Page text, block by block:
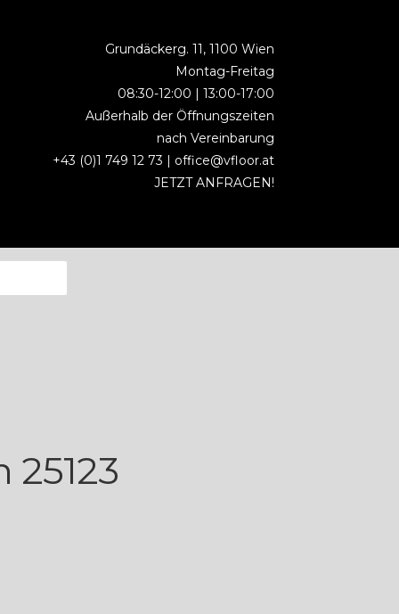
Grundäckerg. 11, 1100 Wien
Montag-Freitag
08:30-12:00 | 13:00-17:00
Außerhalb der Öffnungszeiten
nach Vereinbarung
+43 (0)1 749 12 73 | office@vfloor.at
JETZT ANFRAGEN!
25123